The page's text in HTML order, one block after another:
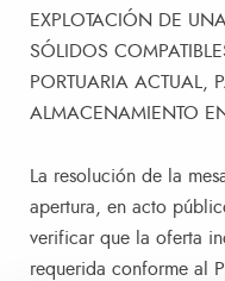
EXPLOTACIÓN DE
SÓLIDOS
PORTUARIA ACTUAL,
ALMACENAMIENTO
La resolución de la
apertura, en acto
verificar que la oferta
requerida conforme al